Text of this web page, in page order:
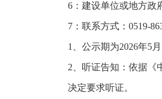
6：建设单位或地方政
7：联系方式：0519-
1、公示期为2026年5
2、听证告知：依据《
决定要求听证。